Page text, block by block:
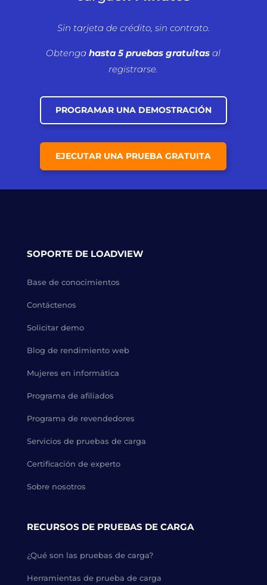
Sin tarjeta de crédito, sin contrato.
Obtengahasta 5 pruebas gratuitas al
registrarse.
PROGRAMAR UNA DEMOSTRACIÓN
EJECUTAR UNA PRUEBA GRATUITA
SOPORTE DE LOADVIEW
Base de conocimientos
Contáctenos
Solicitar demo
Blog de rendimiento web
Mujeres en informática
Programa de afiliados
Programa de revendedores
Servicios de pruebas de carga
Certificación de experto
Sobre nosotros
RECURSOS DE PRUEBAS DE CARGA
¿Qué son las pruebas de carga?
Herramientas de prueba de carga